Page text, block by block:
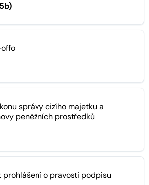
správy cizího majetku a
peněžních prostředků
prohlášení o pravosti podpisu